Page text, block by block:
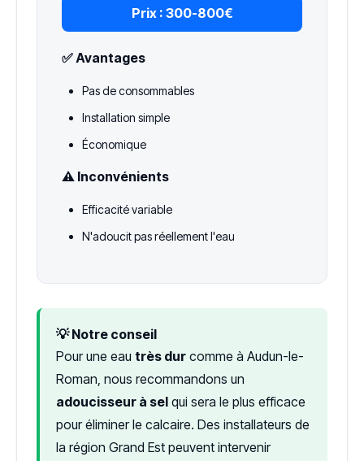
Prix : 300-800€
✅ Avantages
Pas de consommables
Installation simple
Économique
⚠️ Inconvénients
Efficacité variable
N'adoucit pas réellement l'eau
💡 Notre conseil
Pour une eau très dur comme à Audun-le-
Roman, nous recommandons un
adoucisseur à sel qui sera le plus efficace
pour éliminer le calcaire. Des installateurs de
la région Grand Est peuvent intervenir